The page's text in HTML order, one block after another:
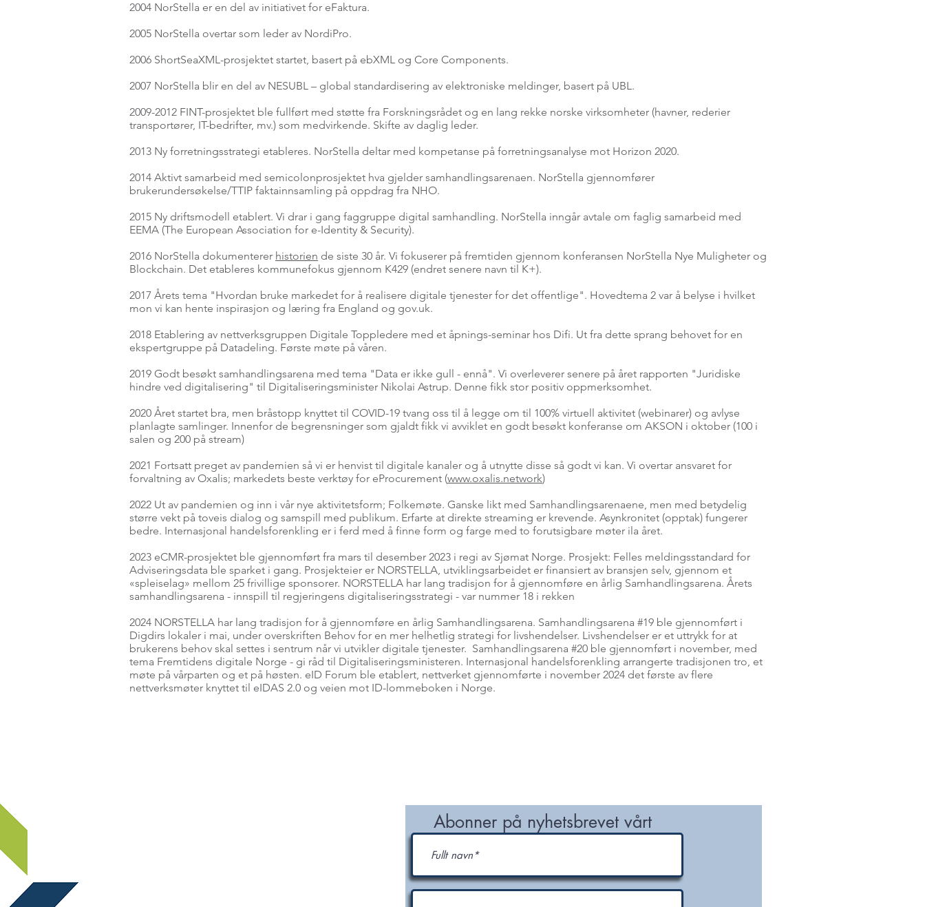
2004 NorStella er en del av initiativet for eFaktura.
2005 NorStella overtar som leder av NordiPro.
2006 ShortSeaXML-prosjektet startet, basert på ebXML og Core Components.
2007 NorStella blir en del av NESUBL – global standardisering av elektroniske meldinger, basert på UBL.
2009-2012 FINT-prosjektet ble fullført med støtte fra Forskningsrådet og en lang rekke norske virksomheter (havner, rederier
transportører, IT-bedrifter, mv.) som medvirkende. Skifte av daglig leder.
2013 Ny forretningsstrategi etableres. NorStella deltar med kompetanse på forretningsanalyse mot Horizon 2020.
2014 Aktivt samarbeid med semicolonprosjektet hva gjelder samhandlingsarenaen. NorStella gjennomfører
brukerundersøkelse/TTIP faktainnsamling på oppdrag fra NHO.
2015 Ny driftsmodell etablert. Vi drar i gang faggruppe digital samhandling. NorStella inngår avtale om faglig samarbeid med
EEMA (The European Association for e-Identity & Security).
2016 NorStella dokumenterer historien de siste 30 år. Vi fokuserer på fremtiden gjennom konferansen NorStella Nye Muligheter og
Blockchain. Det etableres kommunefokus gjennom K429 (endret senere navn til K+).
2017 Årets tema "Hvordan bruke markedet for å realisere digitale tjenester for det offentlige". Hovedtema 2 var å belyse i hvilket
mon vi kan hente inspirasjon og læring fra England og gov.uk.
2018 Etablering av nettverksgruppen Digitale Toppledere med et åpnings-seminar hos Difi. Ut fra dette sprang behovet for en
ekspertgruppe på Datadeling. Første møte på våren.
2019 Godt besøkt samhandlingsarena med tema "Data er ikke gull - ennå". Vi overleverer senere på året rapporten "Juridiske
hindre ved digitalisering" til Digitaliseringsminister Nikolai Astrup. Denne fikk stor positiv oppmerksomhet.
2020 Året startet bra, men bråstopp knyttet til COVID-19 tvang oss til å legge om til 100% virtuell aktivitet (webinarer) og avlyse
planlagte samlinger. Innenfor de begrensninger som gjaldt fikk vi avviklet en godt besøkt konferanse om AKSON i oktober (100 i
salen og 200 på stream)
2021 Fortsatt preget av pandemien så vi er henvist til digitale kanaler og å utnytte disse så godt vi kan. Vi overtar ansvaret for
forvaltning av Oxalis; markedets beste verktøy for eProcurement (www.oxalis.network)
2022 Ut av pandemien og inn i vår nye aktivitetsform; Folkemøte. Ganske likt med Samhandlingsarenaene, men med betydelig
større vekt på toveis dialog og samspill med publikum. Erfarte at direkte streaming er krevende. Asynkronitet (opptak) fungerer
bedre. Internasjonal handelsforenkling er i ferd med å finne form og farge med to forutsigbare møter ila året.
2023 eCMR-prosjektet ble gjennomført fra mars til desember 2023 i regi av Sjømat Norge. Prosjekt: Felles meldingsstandard for
Adviseringsdata ble sparket i gang. Prosjekteier er NORSTELLA, utviklingsarbeidet er finansiert av bransjen selv, gjennom et
«spleiselag» mellom 25 frivillige sponsorer. NORSTELLA har lang tradisjon for å gjennomføre en årlig Samhandlingsarena. Årets
samhandlingsarena - innspill til regjeringens digitaliseringsstrategi - var nummer 18 i rekken
2024 NORSTELLA har lang tradisjon for å gjennomføre en årlig Samhandlingsarena. Samhandlingsarena #19 ble gjennomført i
Digdirs lokaler i mai, under overskriften Behov for en mer helhetlig strategi for livshendelser. Livshendelser er et uttrykk for at
brukerens behov skal settes i sentrum når vi utvikler digitale tjenester. Samhandlingsarena #20 ble gjennomført i november, med
tema Fremtidens digitale Norge - gi råd til Digitaliseringsministeren. Internasjonal handelsforenkling arrangerte tradisjonen tro, et
møte på vårparten og et på høsten. eID Forum ble etablert, nettverket gjennomførte i november 2024 det første av flere
nettverksmøter knyttet til eIDAS 2.0 og veien mot ID-lommeboken i Norge.
Abonner på nyhetsbrevet vårt